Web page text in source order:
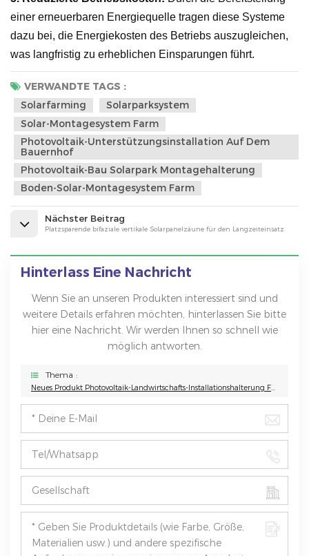
einer erneuerbaren Energiequelle tragen diese Systeme
dazu bei, die Energiekosten des Betriebs auszugleichen,
was langfristig zu erheblichen Einsparungen führt.
VERWANDTE TAGS :
Solarfarming
Solarparksystem
Solar-Montagesystem Farm
Photovoltaik-Unterstützungsinstallation Auf Dem
Bauernhof
Photovoltaik-Bau Solarpark Montagehalterung
Boden-Solar-Montagesystem Farm
Nächster Beitrag
Platzsparende bifaziale vertikale Solarpanelzäune für den Langzeiteinsatz
Hinterlass Eine Nachricht
Wenn Sie an unseren Produkten interessiert sind und
weitere Details erfahren möchten, hinterlassen Sie bitte
hier eine Nachricht. Wir werden Ihnen so schnell wie
möglich antworten.
Thema :
Neues Produkt Photovoltaik-Landwirtschafts-Installationshalterung Für Solarparks